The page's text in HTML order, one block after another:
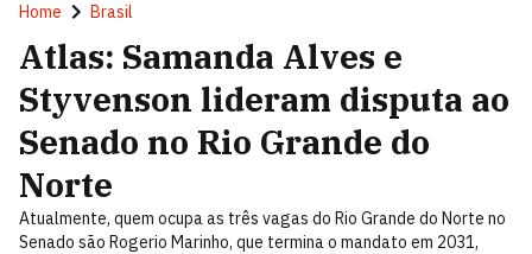
Home Brasil
Atlas: Samanda Alves e
Styvenson lideram disputa ao
Senado no Rio Grande do
Norte
Atualmente, quem ocupa as três vagas do Rio Grande do Norte no
Senado são Rogerio Marinho, que termina o mandato em 2031,